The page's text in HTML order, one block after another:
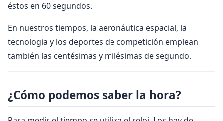
éstos en 60 segundos.
En nuestros tiempos, la aeronáutica espacial, la
tecnologia y los deportes de competición emplean
también las centésimas y milésimas de segundo.
¿Cómo podemos saber la hora?